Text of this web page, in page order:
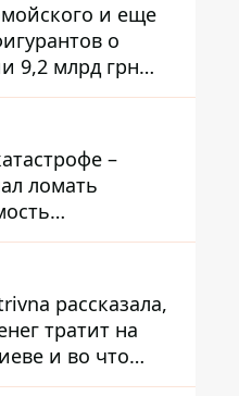
и еще
о
9,2 млрд грн
направили в
–
ломать
Центробанка,
базовую
рассказала,
тратит на
и во что
миллионы